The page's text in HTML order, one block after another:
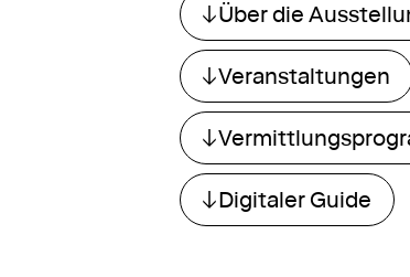
Über die
Direkt zum
Veranstaltungen
Direkt zum
Direkt zum
Digitaler Guide
Direkt zum